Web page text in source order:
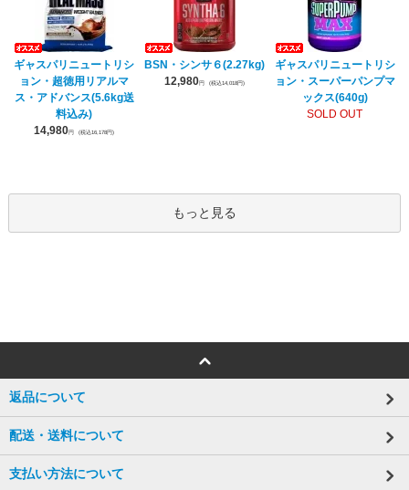
ギャスパリニュートリシ
ョン・超徳用リアルマ
ス・アドバンス(5.6kg送
料込み)
14,980円 (税込16,178円)
BSN・シンサ６(2.27kg)
12,980円 (税込14,018円)
ギャスパリニュートリシ
ョン・スーパーパンプマ
ックス(640g)
SOLD OUT
もっと見る
返品について
配送・送料について
支払い方法について